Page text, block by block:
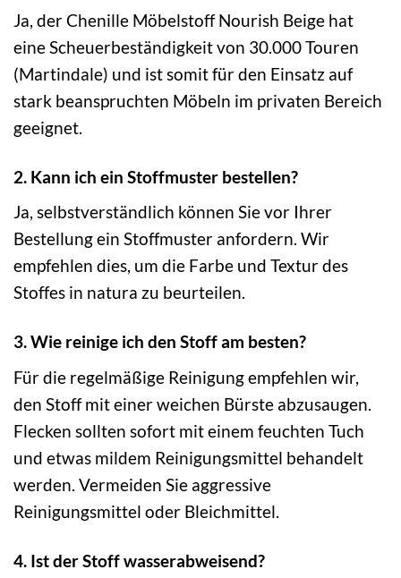
Ja, der Chenille Möbelstoff Nourish Beige hat
eine Scheuerbeständigkeit von 30.000 Touren
(Martindale) und ist somit für den Einsatz auf
stark beanspruchten Möbeln im privaten Bereich
geeignet.
2. Kann ich ein Stoffmuster bestellen?
Ja, selbstverständlich können Sie vor Ihrer
Bestellung ein Stoffmuster anfordern. Wir
empfehlen dies, um die Farbe und Textur des
Stoffes in natura zu beurteilen.
3. Wie reinige ich den Stoff am besten?
Für die regelmäßige Reinigung empfehlen wir,
den Stoff mit einer weichen Bürste abzusaugen.
Flecken sollten sofort mit einem feuchten Tuch
und etwas mildem Reinigungsmittel behandelt
werden. Vermeiden Sie aggressive
Reinigungsmittel oder Bleichmittel.
4. Ist der Stoff wasserabweisend?